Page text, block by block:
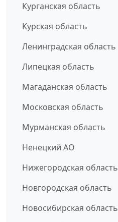
Курганская область
Курская область
Ленинградская область
Липецкая область
Магаданская область
Московская область
Мурманская область
Ненецкий АО
Нижегородская область
Новгородская область
Новосибирская область